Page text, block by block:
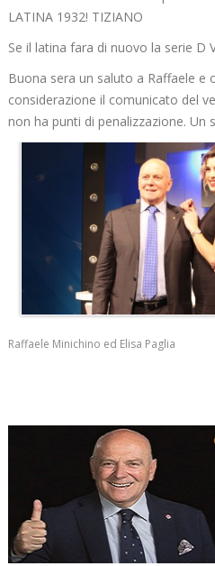
LATINA 1932! TIZIANO
Se il latina fara di nuovo la serie
Buona sera un saluto a Raffaele e
considerazione il comunicato del
non ha punti di penalizzazione. Un
Raffaele Minichino ed Elisa Paglia